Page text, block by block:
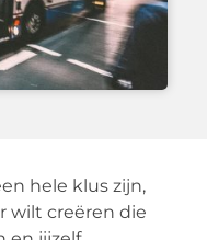
hele klus zijn,
wilt creëren die